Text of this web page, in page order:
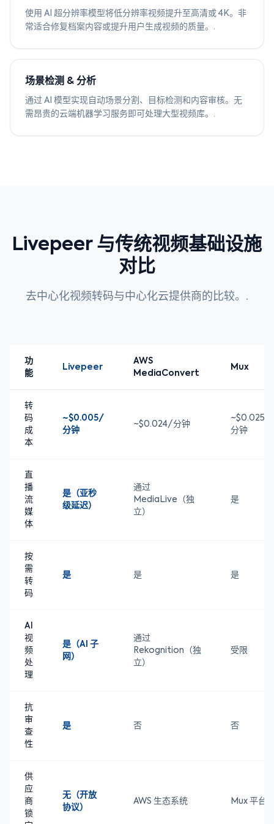
使用 AI 超分辨率模型将低分辨率视频提升至高清或 4K。非
常适合修复档案内容或提升用户生成视频的质量。.
场景检测 & 分析
通过 AI 模型实现自动场景分割、目标检测和内容审核。无
需昂贵的云端机器学习服务即可处理大型视频库。.
Livepeer 与传统视频基础设施
对比
去中心化视频转码与中心化云提供商的比较。.
功
能
Livepeer
AWS
MediaConvert
Mux
转
码
成
本
~$0.005/
分钟
~$0.024/分钟
~$0.025/
分钟
直
播
流
媒
体
是（亚秒
级延迟）
通过
MediaLive（独
立）
是
按
需
转
码
是 是 是
AI
视
频
处
理
是（AI 子
网）
通过
Rekognition（独
立）
受限
抗
审
查
性
是 否 否
供
应
商
锁
无（开放
协议）
AWS 生态系统 Mux 平台